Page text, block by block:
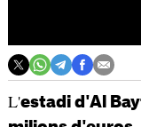
L'estadi d'Al